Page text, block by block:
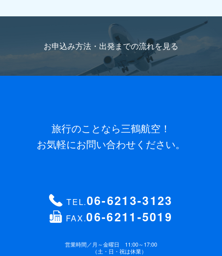
お申込み方法・出発までの流れを見る
旅行のことなら三鶴航空！
お気軽にお問い合わせください。
TEL.06-6213-3123
FAX.06-6211-5019
営業時間／月～金曜日 11:00～17:00
（土・日・祝は休業）